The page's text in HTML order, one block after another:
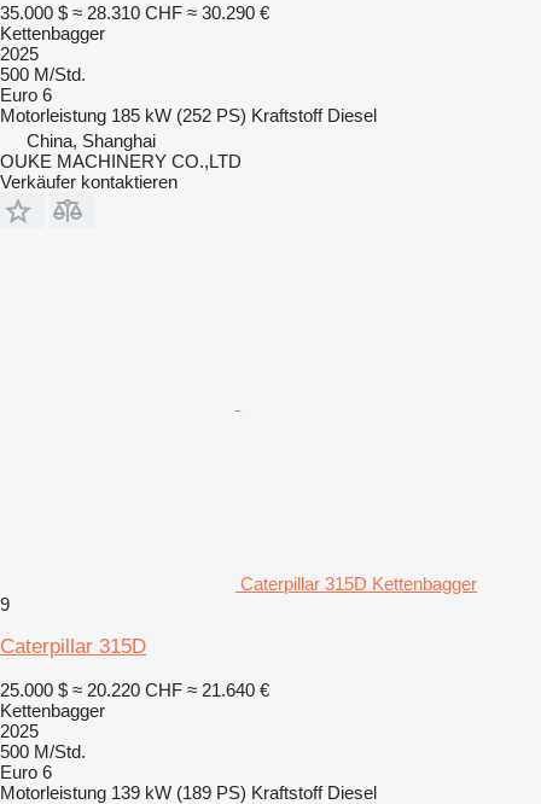
35.000 $ ≈ 28.310 CHF ≈ 30.290 €
Kettenbagger
2025
500 M/Std.
Euro 6
Motorleistung 185 kW (252 PS) Kraftstoff Diesel
China, Shanghai
OUKE MACHINERY CO.,LTD
Verkäufer kontaktieren
Caterpillar 315D Kettenbagger
9
Caterpillar 315D
25.000 $ ≈ 20.220 CHF ≈ 21.640 €
Kettenbagger
2025
500 M/Std.
Euro 6
Motorleistung 139 kW (189 PS) Kraftstoff Diesel